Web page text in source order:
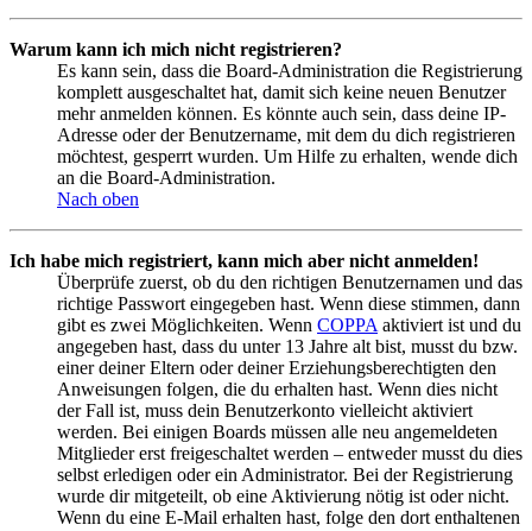
Warum kann ich mich nicht registrieren?
Es kann sein, dass die Board-Administration die Registrierung
komplett ausgeschaltet hat, damit sich keine neuen Benutzer
mehr anmelden können. Es könnte auch sein, dass deine IP-
Adresse oder der Benutzername, mit dem du dich registrieren
möchtest, gesperrt wurden. Um Hilfe zu erhalten, wende dich
an die Board-Administration.
Nach oben
Ich habe mich registriert, kann mich aber nicht anmelden!
Überprüfe zuerst, ob du den richtigen Benutzernamen und das
richtige Passwort eingegeben hast. Wenn diese stimmen, dann
gibt es zwei Möglichkeiten. Wenn COPPA aktiviert ist und du
angegeben hast, dass du unter 13 Jahre alt bist, musst du bzw.
einer deiner Eltern oder deiner Erziehungsberechtigten den
Anweisungen folgen, die du erhalten hast. Wenn dies nicht
der Fall ist, muss dein Benutzerkonto vielleicht aktiviert
werden. Bei einigen Boards müssen alle neu angemeldeten
Mitglieder erst freigeschaltet werden – entweder musst du dies
selbst erledigen oder ein Administrator. Bei der Registrierung
wurde dir mitgeteilt, ob eine Aktivierung nötig ist oder nicht.
Wenn du eine E-Mail erhalten hast, folge den dort enthaltenen